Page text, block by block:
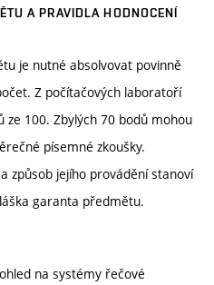
A PRAVIDLA HODNOCENÍ
je nutné absolvovat povinně
Z počítačových laboratoří
100. Zbylých 70 bodů mohou
písemné zkoušky.
způsob jejího provádění stanoví
garanta předmětu.
na systémy řečové